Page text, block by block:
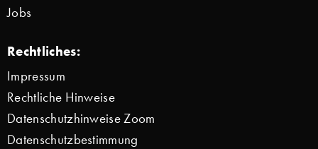
Jobs
Rechtliches:
Impressum
Rechtliche Hinweise
Datenschutzhinweise Zoom
Datenschutzbestimmung